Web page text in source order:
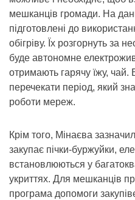
мешканців громади. На
підготовлені до
обігріву. Їх розгорнуть за
буде автономне
отримають гарячу їжу,
перечекати період, який
роботи мереж.
Крім того, Мінаєва
закупає пічки-буржуйки,
встановлюються у
укриттях. Для мешканців
програма допомоги